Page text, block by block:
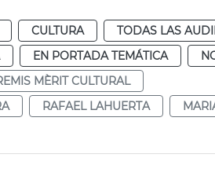
CULTURA
TODAS LAS
EN PORTADA TEMÁTICA
MÈRIT CULTURAL
RAFAEL LAHUERTA